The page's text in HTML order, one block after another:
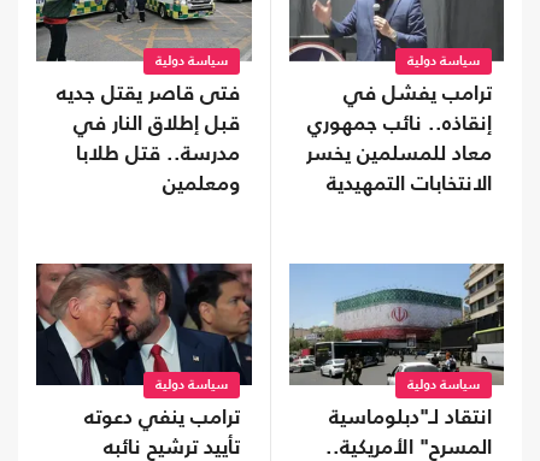
سياسة دولية
ترامب يفشل في
إنقاذه.. نائب جمهوري
معاد للمسلمين يخسر
الانتخابات التمهيدية
سياسة دولية
فتى قاصر يقتل جديه
قبل إطلاق النار في
مدرسة.. قتل طلابا
ومعلمين
سياسة دولية
انتقاد لـ"دبلوماسية
المسرح" الأمريكية..
سياسة دولية
ترامب ينفي دعوته
تأييد ترشيح نائبه